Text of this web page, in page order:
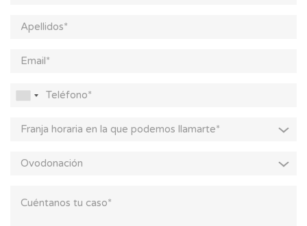
Franja horaria en la que podemos llamarte*
Ovodonación